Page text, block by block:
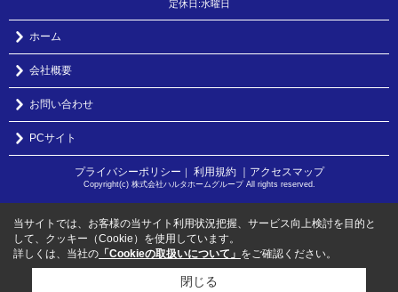
定休日:水曜日
ホーム
会社概要
お問い合わせ
PCサイト
プライバシーポリシー ｜ 利用規約 ｜アクセスマップ
Copyright(c) 株式会社ハルタホームグループ All rights reserved.
当サイトでは、お客様の当サイト利用状況把握、サービス向上検討を目的と
して、クッキー（Cookie）を使用しています。
詳しくは、当社の 「Cookieの取扱いについて」 をご確認ください。
閉じる